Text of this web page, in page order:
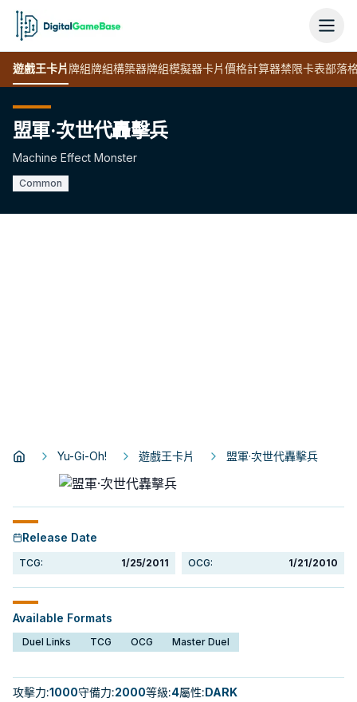
遊戲王卡片牌組牌組構築器牌組模擬器卡片價格計算器禁限卡表部落
盟軍·次世代轟擊兵
Machine Effect Monster
Common
Yu-Gi-Oh! 遊戲王卡片 盟軍·次世代轟擊兵
Release Date
TCG: 1/25/2011 OCG: 1/21/2010
Available Formats
Duel Links TCG OCG Master Duel
攻擊力:1000守備力:2000等級:4屬性:DARK